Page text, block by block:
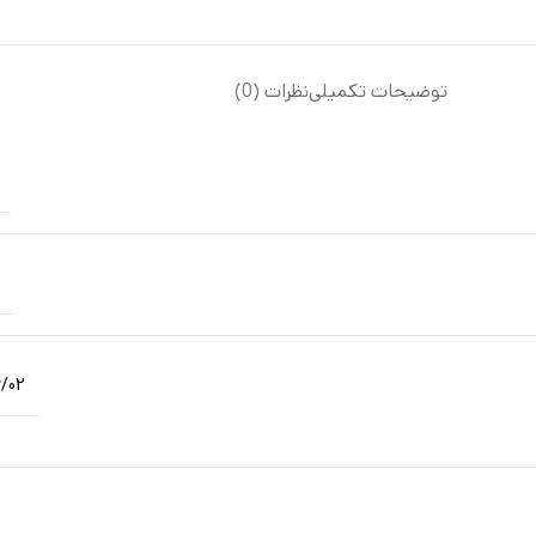
توضیحات تکمیلینظرات (0)
02